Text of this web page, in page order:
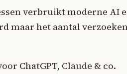
verbruikt moderne AI
maar het aantal
ChatGPT, Claude & co.